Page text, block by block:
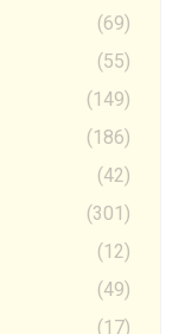
(69)
(55)
(149)
(186)
(42)
(301)
(12)
(49)
(17)